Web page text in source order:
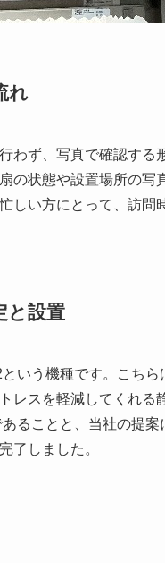
れ
わず、写真で確認す
の状態や設置場所の
しい方にとって、訪
と設置
いう機種です。こち
レスを軽減してくれ
ることと、当社の提
了しました。